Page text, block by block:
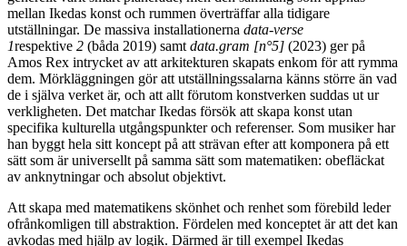
mellan Ikedas konst och rummen överträffar alla tidigare
utställningar. De massiva installationerna data-verse
1respektive 2 (båda 2019) samt data.gram [n°5] (2023) ger på
Amos Rex intrycket av att arkitekturen skapats enkom för att rymma
dem. Mörkläggningen gör att utställningssalarna känns större än vad
de i själva verket är, och att allt förutom konstverken suddas ut ur
verkligheten. Det matchar Ikedas försök att skapa konst utan
specifika kulturella utgångspunkter och referenser. Som musiker har
han byggt hela sitt koncept på att strävan efter att komponera på ett
sätt som är universellt på samma sätt som matematiken: obefläckat
av anknytningar och absolut objektivt.
Att skapa med matematikens skönhet och renhet som förebild leder
ofrånkomligen till abstraktion. Fördelen med konceptet är att det kan
avkodas med hjälp av logik. Därmed är till exempel Ikedas